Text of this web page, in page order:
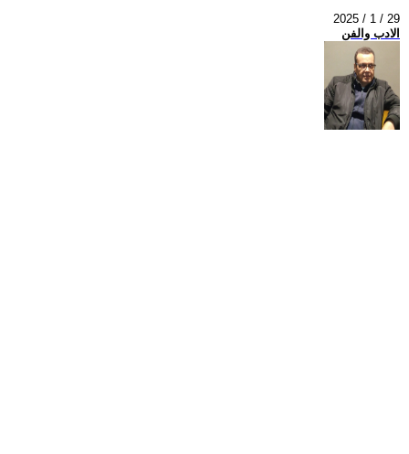
2025 / 1 / 29
الادب والفن